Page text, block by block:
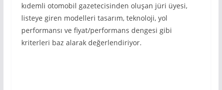
kıdemli otomobil gazetecisinden oluşan jüri üyesi,
listeye giren modelleri tasarım, teknoloji, yol
performansı ve fiyat/performans dengesi gibi
kriterleri baz alarak değerlendiriyor.